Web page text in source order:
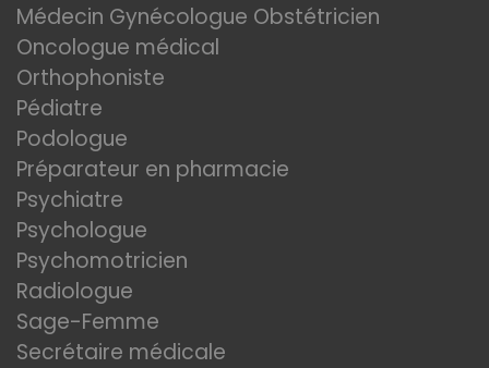
Médecin Gynécologue Obstétricien
Oncologue médical
Orthophoniste
Pédiatre
Podologue
Préparateur en pharmacie
Psychiatre
Psychologue
Psychomotricien
Radiologue
Sage-Femme
Secrétaire médicale